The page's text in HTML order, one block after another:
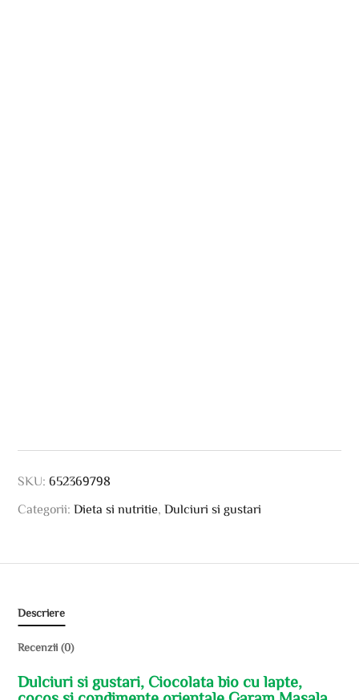
SKU:652369798
Categorii:Dieta si nutritie,Dulciuri si gustari
Descriere
Recenzii (0)
Dulciuri si gustari, Ciocolata bio cu lapte,